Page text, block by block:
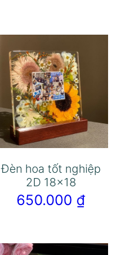
Đèn hoa tốt nghiệp
2D 18×18
650.000 ₫